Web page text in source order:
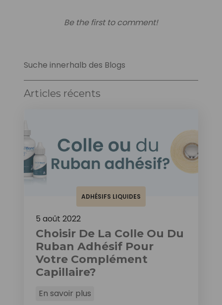
Be the first to comment!
Suche innerhalb des Blogs
Articles récents
ADHÉSIFS LIQUIDES
5 août 2022
Choisir De La Colle Ou Du
Ruban Adhésif Pour
Votre Complément
Capillaire?
En savoir plus